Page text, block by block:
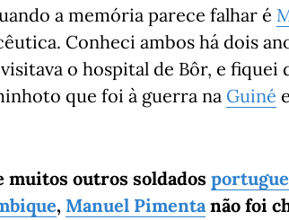
a memória parece falhar é
Conheci ambos há dois
o hospital de Bôr, e
que foi à guerra na Guiné
muitos outros soldados
, Manuel Pimentanão foi